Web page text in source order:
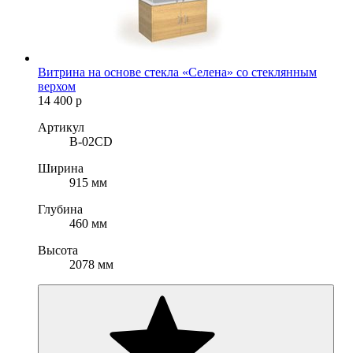
Витрина на основе стекла «Селена» со стеклянным
верхом
14 400 р
Артикул
B-02CD
Ширина
915 мм
Глубина
460 мм
Высота
2078 мм